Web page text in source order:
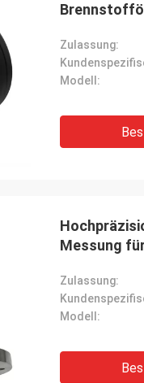
Zulassung:
Modell:
Messung
Zulassung:
Modell: